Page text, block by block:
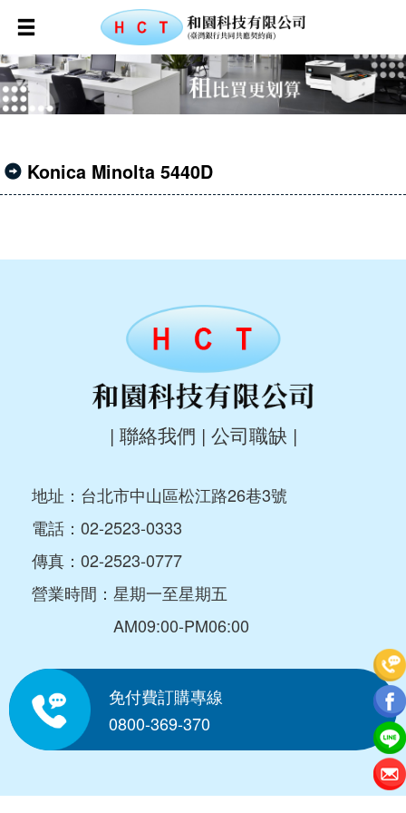
Konica Minolta 5440D
| 聯絡我們 | 公司職缺 |
地址：台北市中山區松江路26巷3號
電話： 02-2523-0333
傳真：02-2523-0777
營業時間：星期一至星期五
AM09:00-PM06:00
免付費訂購專線
0800-369-370